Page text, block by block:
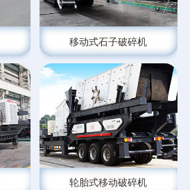
移动式石子破碎机
轮胎式移动破碎机